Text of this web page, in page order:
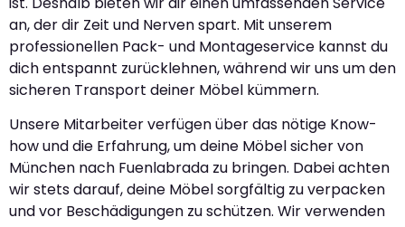
an, der dir Zeit und Nerven spart. Mit unserem
professionellen Pack- und Montageservice kannst du
dich entspannt zurücklehnen, während wir uns um den
sicheren Transport deiner Möbel kümmern.
Unsere Mitarbeiter verfügen über das nötige Know-
how und die Erfahrung, um deine Möbel sicher von
München nach Fuenlabrada zu bringen. Dabei achten
wir stets darauf, deine Möbel sorgfältig zu verpacken
und vor Beschädigungen zu schützen. Wir verwenden